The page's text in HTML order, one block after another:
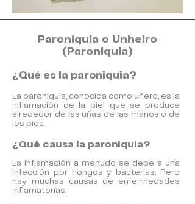
Paroniquia o Unheiro
(Paroniquia)
¿Qué es la paroniquia?
La paroniquia, conocida como uñero, es la
inflamación de la piel que se produce
alrededor de las uñas de las manos o de
los pies.
¿Qué causa la paroniquia?
La inflamación a menudo se debe a una
infección por hongos y bacterias. Pero
hay muchas causas de enfermedades
inflamatorias.